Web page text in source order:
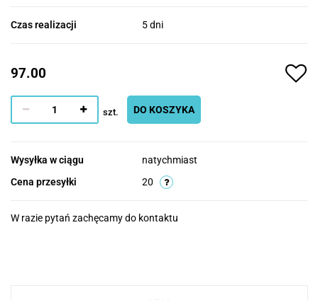
Czas realizacji 5 dni
97.00
szt. DO KOSZYKA
Wysyłka w ciągu
natychmiast
Cena przesyłki
20
W razie pytań zachęcamy do kontaktu